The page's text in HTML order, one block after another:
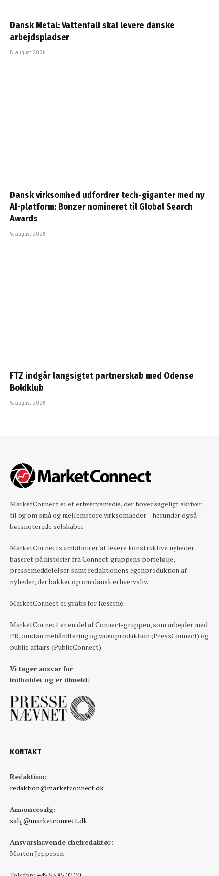
Dansk Metal: Vattenfall skal levere danske
arbejdspladser
5. august 2026
Dansk virksomhed udfordrer tech-giganter med ny
AI-platform: Bonzer nomineret til Global Search
Awards
5. august 2026
FTZ indgår langsigtet partnerskab med Odense
Boldklub
5. august 2026
MarketConnect er et erhvervsmedie, der hovedsageligt skriver
til og om små og mellemstore virksomheder – herunder også
børsnoterede selskaber.
MarketConnects ambition er at levere konstruktive nyheder
baseret på historier fra Connect-gruppens portefølje,
pressemeddelelser samt redaktionens egenproduktion af
nyheder, der bakker op om dansk erhvervsliv.
MarketConnect er gratis for læserne.
MarketConnect er en del af Connect-gruppen, som arbejder med
PR, omdømmehåndtering og videoproduktion (PressConnect) og
public affairs (PublicConnect).
Vi tager ansvar for
indholdet og er tilmeldt
KONTAKT
Redaktion:
redaktion@marketconnect.dk
Annoncesalg:
salg@marketconnect.dk
Ansvarshavende chefredaktør:
Morten Jeppesen